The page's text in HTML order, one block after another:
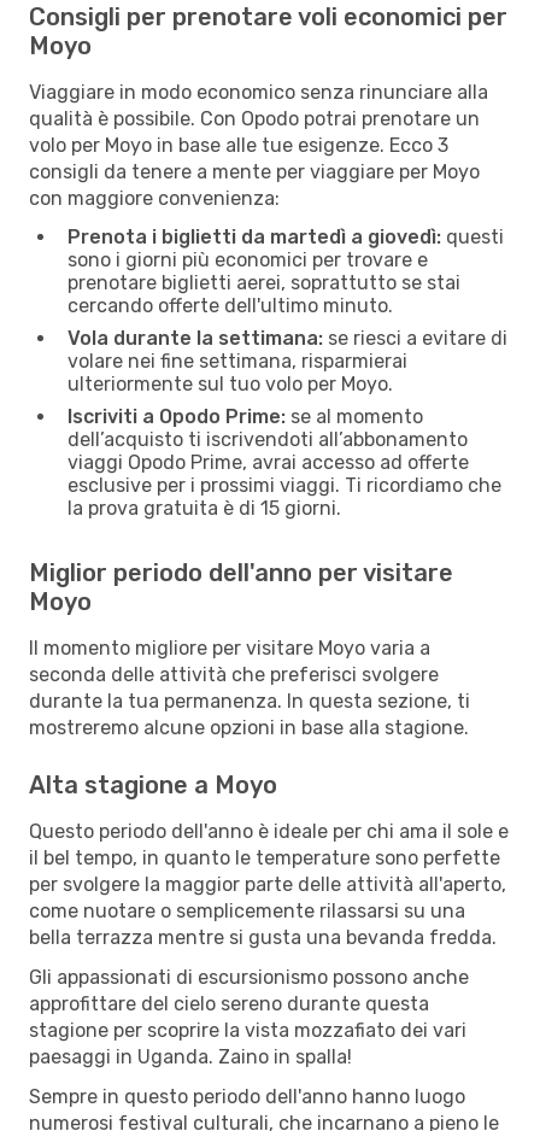
Consigli per prenotare voli economici per
Moyo
Viaggiare in modo economico senza rinunciare alla
qualità è possibile. Con Opodo potrai prenotare un
volo per Moyo in base alle tue esigenze. Ecco 3
consigli da tenere a mente per viaggiare per Moyo
con maggiore convenienza:
Prenota i biglietti da martedì a giovedì: questi
sono i giorni più economici per trovare e
prenotare biglietti aerei, soprattutto se stai
cercando offerte dell'ultimo minuto.
Vola durante la settimana: se riesci a evitare di
volare nei fine settimana, risparmierai
ulteriormente sul tuo volo per Moyo.
Iscriviti a Opodo Prime: se al momento
dell’acquisto ti iscrivendoti all’abbonamento
viaggi Opodo Prime, avrai accesso ad offerte
esclusive per i prossimi viaggi. Ti ricordiamo che
la prova gratuita è di 15 giorni.
Miglior periodo dell'anno per visitare
Moyo
Il momento migliore per visitare Moyo varia a
seconda delle attività che preferisci svolgere
durante la tua permanenza. In questa sezione, ti
mostreremo alcune opzioni in base alla stagione.
Alta stagione a Moyo
Questo periodo dell'anno è ideale per chi ama il sole e
il bel tempo, in quanto le temperature sono perfette
per svolgere la maggior parte delle attività all'aperto,
come nuotare o semplicemente rilassarsi su una
bella terrazza mentre si gusta una bevanda fredda.
Gli appassionati di escursionismo possono anche
approfittare del cielo sereno durante questa
stagione per scoprire la vista mozzafiato dei vari
paesaggi in Uganda. Zaino in spalla!
Sempre in questo periodo dell'anno hanno luogo
numerosi festival culturali, che incarnano a pieno le